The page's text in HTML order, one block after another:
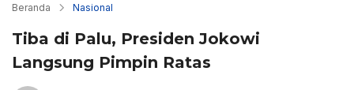
Beranda Nasional
Tiba di Palu, Presiden Jokowi
Langsung Pimpin Ratas